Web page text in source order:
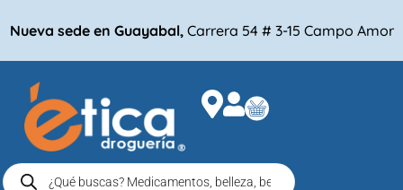
Nueva sede en Guayabal, Carrera 54 # 3-15 Campo Amor